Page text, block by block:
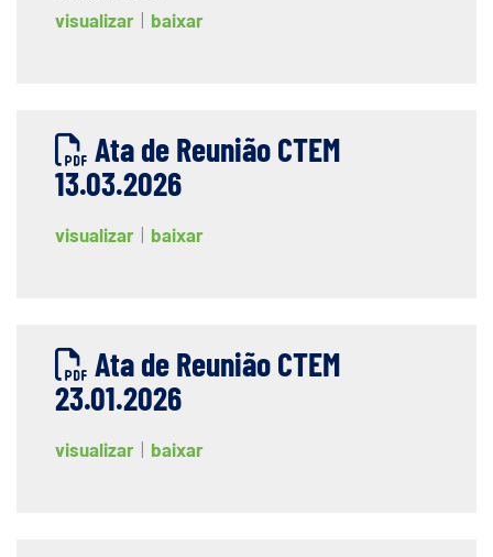
visualizar
baixar
Ata de Reunião CTEM
13.03.2026
visualizar baixar
Ata de Reunião CTEM
23.01.2026
visualizar baixar